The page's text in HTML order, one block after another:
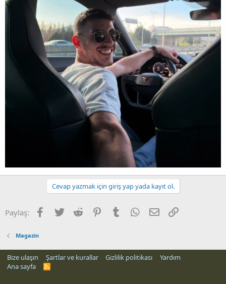
Cevap yazmak için giriş yap yada kayıt ol.
Paylaş: Facebook
Twitter Reddit PinterestTumblr WhatsApp
E-posta
Magazin
Bize ulaşın Şartlar ve kurallar Gizlilik politikası
Yardım
Ana sayfa
R